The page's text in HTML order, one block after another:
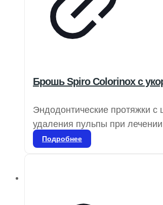
Брошь Spiro Colorinox с
Эндодонтические протяжки
удаления пульпы при
обеспечивают необходимую
Подробнее